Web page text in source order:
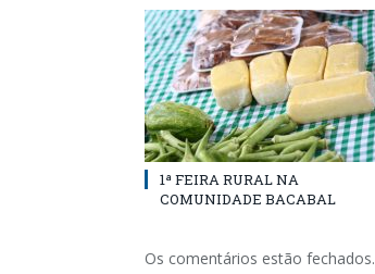
1ª FEIRA RURAL NA
COMUNIDADE BACABAL
Os comentários estão fechados.